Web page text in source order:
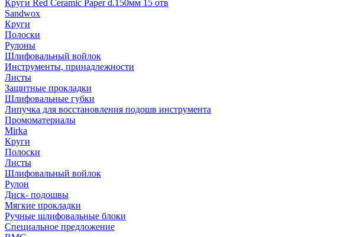
Круги Red Ceramic Paper d.150мм 15 отв
Sandwox
Круги
Полоски
Рулоны
Шлифовальный войлок
Инструменты, принадлежности
Листы
Защитные прокладки
Шлифовальные губки
Липучка для восстановления подошв инструмента
Промоматериалы
Mirka
Круги
Полоски
Листы
Шлифовальный войлок
Рулон
Диск- подошвы
Мягкие прокладки
Ручные шлифовальные блоки
Специальное предложение